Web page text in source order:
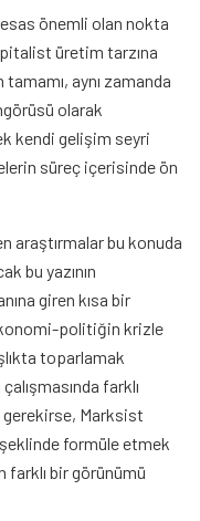
esas önemli olan nokta
üretim tarzına
aynı zamanda
olarak
kendi gelişim seyri
süreç içerisinde ön
araştırmalar bu konuda
bu yazının
giren kısa bir
politiğin krizle
toparlamak
farklı
gerekirse, Marksist
şeklinde formüle etmek
farklı bir görünümü